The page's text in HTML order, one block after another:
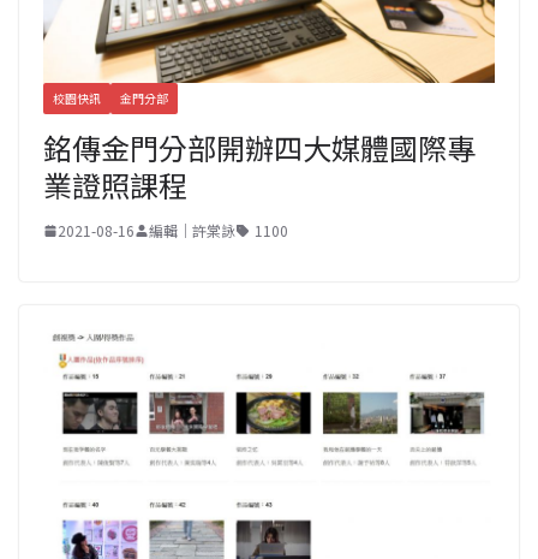
校園快訊 金門分部
銘傳金門分部開辦四大媒體國際專
業證照課程
2021-08-16 編輯｜許棠詠 1100